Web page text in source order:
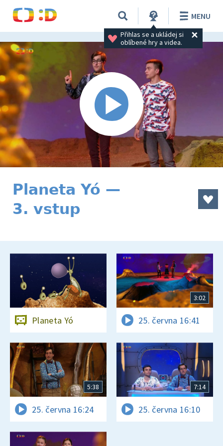
Přihlas se a ukládej si
oblíbené hry a videa.
MENU
Planeta Yó —
3. vstup
Planeta Yó
3:02
25. června 16:41
5:38
25. června 16:24
7:14
25. června 16:10